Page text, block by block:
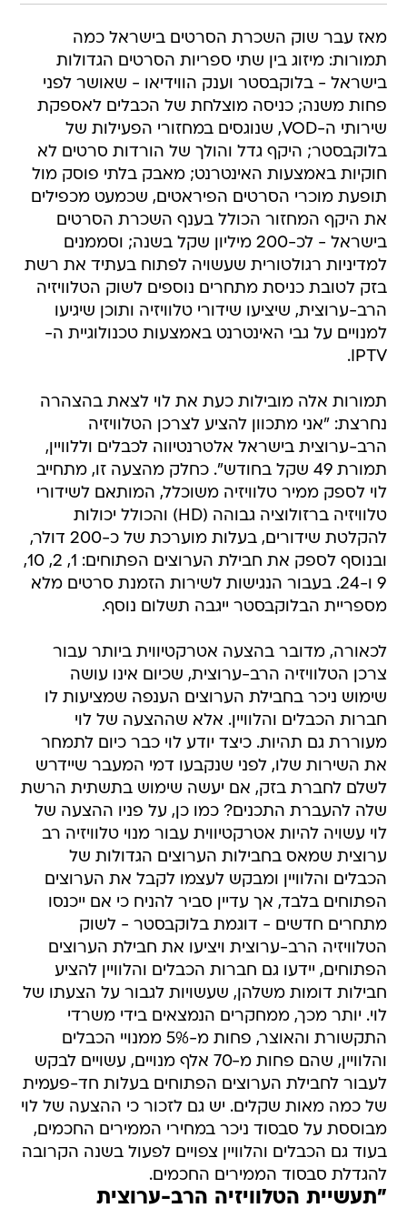
מאז עבר שוק השכרת הסרטים בישראל כמה
תמורות: מיזוג בין שתי ספריות הסרטים הגדולות
בישראל - בלוקבסטר וענק הווידיאו - שאושר לפני
פחות משנה; כניסה מוצלחת של הכבלים לאספקת
שירותי ה-VOD, שנוגסים במחזורי הפעילות של
בלוקבסטר; היקף גדל והולך של הורדות סרטים לא
חוקיות באמצעות האינטרנט; מאבק בלתי פוסק מול
תופעת מוכרי הסרטים הפיראטים, שכמעט מכפילים
את היקף המחזור הכולל בענף השכרת הסרטים
בישראל - לכ-200 מיליון שקל בשנה; וסממנים
למדיניות רגולטורית שעשויה לפתוח בעתיד את רשת
בזק לטובת כניסת מתחרים נוספים לשוק הטלוויזיה
הרב-ערוצית, שיציעו שידורי טלוויזיה ותוכן שיגיעו
למנויים על גבי האינטרנט באמצעות טכנולוגיית ה-
IPTV.
תמורות אלה מובילות כעת את לוי לצאת בהצהרה
נחרצת: "אני מתכוון להציע לצרכן הטלוויזיה
הרב-ערוצית בישראל אלטרנטיווה לכבלים וללוויין,
תמורת 49 שקל בחודש". כחלק מהצעה זו, מתחייב
לוי לספק ממיר טלוויזיה משוכלל, המותאם לשידורי
טלוויזיה ברזולוציה גבוהה (HD) והכולל יכולות
להקלטת שידורים, בעלות מוערכת של כ-200 דולר,
ובנוסף לספק את חבילת הערוצים הפתוחים: 1, 2, 10,
9 ו-24. בעבור הנגישות לשירות הזמנת סרטים מלא
מספריית הבלוקבסטר ייגבה תשלום נוסף.
לכאורה, מדובר בהצעה אטרקטיווית ביותר עבור
צרכן הטלוויזיה הרב-ערוצית, שכיום אינו עושה
שימוש ניכר בחבילת הערוצים הענפה שמציעות לו
חברות הכבלים והלוויין. אלא שההצעה של לוי
מעוררת גם תהיות. כיצד יודע לוי כבר כיום לתמחר
את השירות שלו, לפני שנקבעו דמי המעבר שיידרש
לשלם לחברת בזק, אם יעשה שימוש בתשתית הרשת
שלה להעברת התכנים? כמו כן, על פניו ההצעה של
לוי עשויה להיות אטרקטיווית עבור מנוי טלוויזיה רב
ערוצית שמאס בחבילות הערוצים הגדולות של
הכבלים והלוויין ומבקש לעצמו לקבל את הערוצים
הפתוחים בלבד, אך עדיין סביר להניח כי אם ייכנסו
מתחרים חדשים - דוגמת בלוקבסטר - לשוק
הטלוויזיה הרב-ערוצית ויציעו את חבילת הערוצים
הפתוחים, יידעו גם חברות הכבלים והלוויין להציע
חבילות דומות משלהן, שעשויות לגבור על הצעתו של
לוי. יותר מכך, ממחקרים הנמצאים בידי משרדי
התקשורת והאוצר, פחות מ-5% ממנויי הכבלים
והלוויין, שהם פחות מ-70 אלף מנויים, עשויים לבקש
לעבור לחבילת הערוצים הפתוחים בעלות חד-פעמית
של כמה מאות שקלים. יש גם לזכור כי ההצעה של לוי
מבוססת על סבסוד ניכר במחירי הממירים החכמים,
בעוד גם הכבלים והלוויין צפויים לפעול בשנה הקרובה
להגדלת סבסוד הממירים החכמים.
"תעשיית הטלוויזיה הרב-ערוצית